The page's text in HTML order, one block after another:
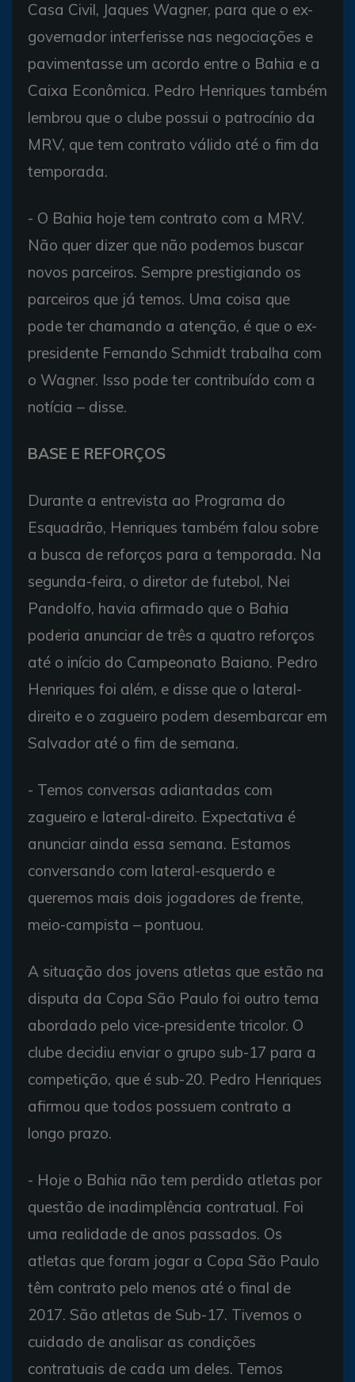
Casa Civil, Jaques Wagner, para que o ex-
governador interferisse nas negociações e
pavimentasse um acordo entre o Bahia e a
Caixa Econômica. Pedro Henriques também
lembrou que o clube possui o patrocínio da
MRV, que tem contrato válido até o fim da
temporada.
- O Bahia hoje tem contrato com a MRV.
Não quer dizer que não podemos buscar
novos parceiros. Sempre prestigiando os
parceiros que já temos. Uma coisa que
pode ter chamando a atenção, é que o ex-
presidente Fernando Schmidt trabalha com
o Wagner. Isso pode ter contribuído com a
notícia – disse.
BASE E REFORÇOS
Durante a entrevista ao Programa do
Esquadrão, Henriques também falou sobre
a busca de reforços para a temporada. Na
segunda-feira, o diretor de futebol, Nei
Pandolfo, havia afirmado que o Bahia
poderia anunciar de três a quatro reforços
até o início do Campeonato Baiano. Pedro
Henriques foi além, e disse que o lateral-
direito e o zagueiro podem desembarcar em
Salvador até o fim de semana.
- Temos conversas adiantadas com
zagueiro e lateral-direito. Expectativa é
anunciar ainda essa semana. Estamos
conversando com lateral-esquerdo e
queremos mais dois jogadores de frente,
meio-campista – pontuou.
A situação dos jovens atletas que estão na
disputa da Copa São Paulo foi outro tema
abordado pelo vice-presidente tricolor. O
clube decidiu enviar o grupo sub-17 para a
competição, que é sub-20. Pedro Henriques
afirmou que todos possuem contrato a
longo prazo.
- Hoje o Bahia não tem perdido atletas por
questão de inadimplência contratual. Foi
uma realidade de anos passados. Os
atletas que foram jogar a Copa São Paulo
têm contrato pelo menos até o final de
2017. São atletas de Sub-17. Tivemos o
cuidado de analisar as condições
contratuais de cada um deles. Temos